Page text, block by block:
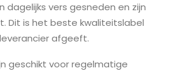
dagelijks vers gesneden en zijn
Dit is het beste kwaliteitslabel
afgeeft.
geschikt voor regelmatige